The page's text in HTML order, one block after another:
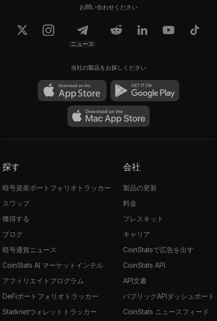
お問い合わせください
ニュース
当社の製品をお探しください
探す
暗号資産ポートフォリオトラッカー
スワップ
獲得する
ブログ
暗号通貨ニュース
CoinStats AI マーケットインテル
アフィリエイトプログラム
DeFiポートフォリオトラッカー
Starknetウォレットトラッカー
会社
製品の更新
料金
プレスキット
キャリア
CoinStatsで広告を出す
CoinStats API
API文書
パブリックAPIダッシュボード
CoinStats ニュースフィード